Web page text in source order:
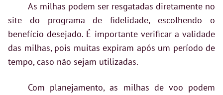
As milhas podem ser resgatadas diretamente no
site do programa de fidelidade, escolhendo o
benefício desejado. É importante verificar a validade
das milhas, pois muitas expiram após um período de
tempo, caso não sejam utilizadas.
Com planejamento, as milhas de voo podem